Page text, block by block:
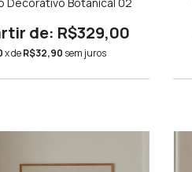
R$329,00
x deR$32,90 sem juros